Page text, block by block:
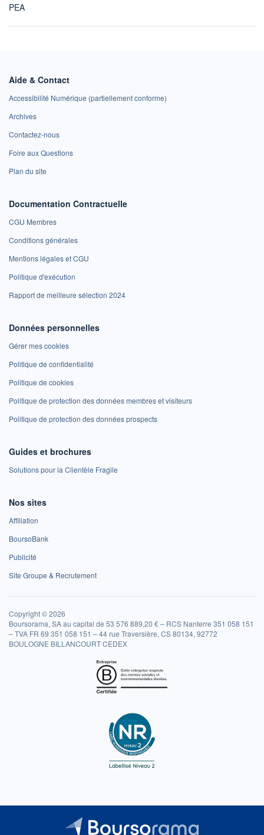
PEA
Aide & Contact
Accessibilité Numérique (partiellement conforme)
Archives
Contactez-nous
Foire aux Questions
Plan du site
Documentation Contractuelle
CGU Membres
Conditions générales
Mentions légales et CGU
Politique d'exécution
Rapport de meilleure sélection 2024
Données personnelles
Gérer mes cookies
Politique de confidentialité
Politique de cookies
Politique de protection des données membres et visiteurs
Politique de protection des données prospects
Guides et brochures
Solutions pour la Clientèle Fragile
Nos sites
Affiliation
BoursoBank
Publicité
Site Groupe & Recrutement
Copyright © 2026
Boursorama, SA au capital de 53 576 889,20 € – RCS Nanterre 351 058 151
– TVA FR 69 351 058 151 – 44 rue Traversière, CS 80134, 92772
BOULOGNE BILLANCOURT CEDEX